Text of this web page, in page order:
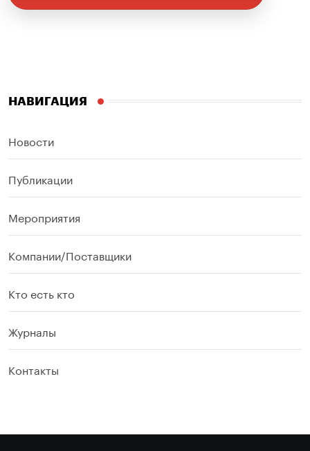
НАВИГАЦИЯ
Новости
Публикации
Мероприятия
Компании/Поставщики
Кто есть кто
Журналы
Контакты